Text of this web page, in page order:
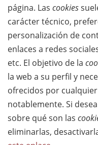
página. Las cookies
carácter técnico,
personalización de
enlaces a redes
etc. El objetivo de la
la web a su perfil y
ofrecidos por
notablemente. Si
sobre qué son las
eliminarlas,